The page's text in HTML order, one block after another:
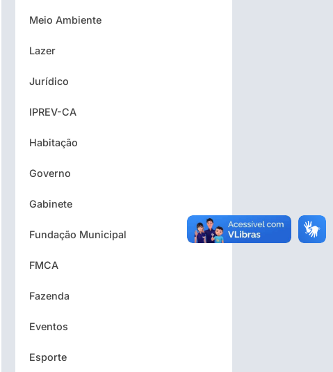
Meio Ambiente
Lazer
Jurídico
IPREV-CA
Habitação
Governo
Gabinete
Fundação Municipal
FMCA
Fazenda
Eventos
Esporte